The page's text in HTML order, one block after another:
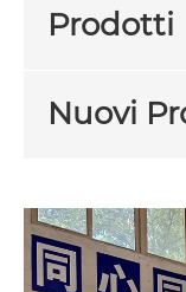
Prodotti
Nuovi